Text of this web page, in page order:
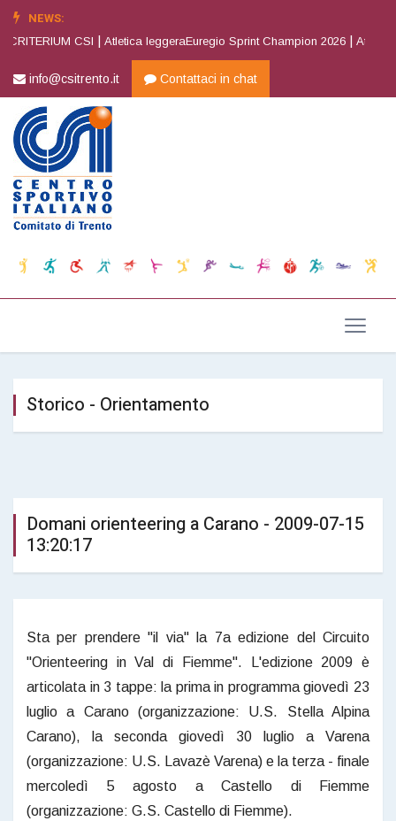
NEWS:
CSI |Atletica leggeraEuregio Sprint Champion 2026 |Atletica
info@csitrento.it Contattaci in chat
Storico - Orientamento
Domani orienteering a Carano - 2009-07-15
13:20:17
Sta per prendere "il via" la 7a edizione del Circuito
"Orienteering in Val di Fiemme". L'edizione 2009 è
articolata in 3 tappe: la prima in programma giovedì 23
luglio a Carano (organizzazione: U.S. Stella Alpina
Carano), la seconda giovedì 30 luglio a Varena
(organizzazione: U.S. Lavazè Varena) e la terza - finale
mercoledì 5 agosto a Castello di Fiemme
(organizzazione: G.S. Castello di Fiemme).